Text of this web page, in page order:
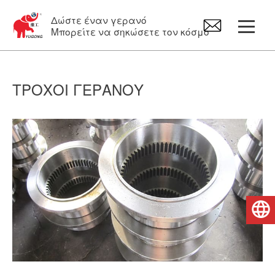
Δώστε έναν γερανό
Μπορείτε να σηκώσετε τον κόσμο
περιστρεφόμενος γερανός
Ηλεκτρικό Βαρούλκα
Ανταλλακτικά γερανών
ΤΡΟΧΟΊ ΓΕΡΑΝΟΎ
Ελληνικά